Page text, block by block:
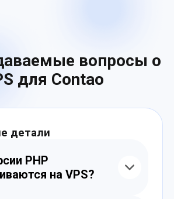
вопросы о
для Contao
детали
PHP
на VPS?